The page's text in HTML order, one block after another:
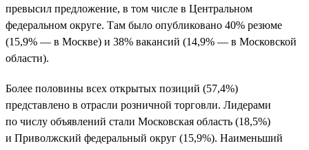
превысил предложение, в том числе в Центральном
федеральном округе. Там было опубликовано 40% резюме
(15,9% — в Москве) и 38% вакансий (14,9% — в Московской
области).
Более половины всех открытых позиций (57,4%)
представлено в отрасли розничной торговли. Лидерами
по числу объявлений стали Московская область (18,5%)
и Приволжский федеральный округ (15,9%). Наименьший